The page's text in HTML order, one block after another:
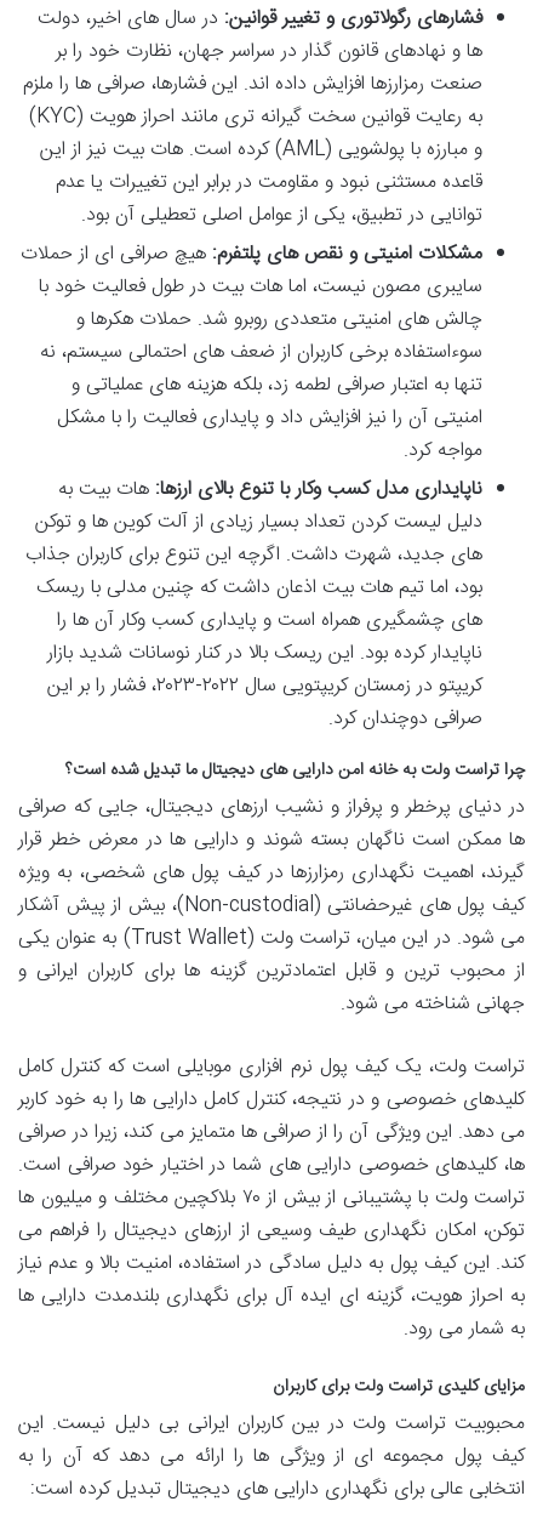
فشارهای رگولاتوری و تغییر قوانین: در سال های اخیر، دولت
ها و نهادهای قانون گذار در سراسر جهان، نظارت خود را بر
صنعت رمزارزها افزایش داده اند. این فشارها، صرافی ها را ملزم
به رعایت قوانین سخت گیرانه تری مانند احراز هویت (KYC)
و مبارزه با پولشویی (AML) کرده است. هات بیت نیز از این
قاعده مستثنی نبود و مقاومت در برابر این تغییرات یا عدم
توانایی در تطبیق، یکی از عوامل اصلی تعطیلی آن بود.
مشکلات امنیتی و نقص های پلتفرم: هیچ صرافی ای از حملات
سایبری مصون نیست، اما هات بیت در طول فعالیت خود با
چالش های امنیتی متعددی روبرو شد. حملات هکرها و
سوءاستفاده برخی کاربران از ضعف های احتمالی سیستم، نه
تنها به اعتبار صرافی لطمه زد، بلکه هزینه های عملیاتی و
امنیتی آن را نیز افزایش داد و پایداری فعالیت را با مشکل
مواجه کرد.
ناپایداری مدل کسب وکار با تنوع بالای ارزها: هات بیت به
دلیل لیست کردن تعداد بسیار زیادی از آلت کوین ها و توکن
های جدید، شهرت داشت. اگرچه این تنوع برای کاربران جذاب
بود، اما تیم هات بیت اذعان داشت که چنین مدلی با ریسک
های چشمگیری همراه است و پایداری کسب وکار آن ها را
ناپایدار کرده بود. این ریسک بالا در کنار نوسانات شدید بازار
کریپتو در زمستان کریپتویی سال ۲۰۲۲-۲۰۲۳، فشار را بر این
صرافی دوچندان کرد.
چرا تراست ولت به خانه امن دارایی های دیجیتال ما تبدیل شده است؟
در دنیای پرخطر و پرفراز و نشیب ارزهای دیجیتال، جایی که صرافی
ها ممکن است ناگهان بسته شوند و دارایی ها در معرض خطر قرار
گیرند، اهمیت نگهداری رمزارزها در کیف پول های شخصی، به ویژه
کیف پول های غیرحضانتی (Non-custodial)، بیش از پیش آشکار
می شود. در این میان، تراست ولت (Trust Wallet) به عنوان یکی
از محبوب ترین و قابل اعتمادترین گزینه ها برای کاربران ایرانی و
جهانی شناخته می شود.
تراست ولت، یک کیف پول نرم افزاری موبایلی است که کنترل کامل
کلیدهای خصوصی و در نتیجه، کنترل کامل دارایی ها را به خود کاربر
می دهد. این ویژگی آن را از صرافی ها متمایز می کند، زیرا در صرافی
ها، کلیدهای خصوصی دارایی های شما در اختیار خود صرافی است.
تراست ولت با پشتیبانی از بیش از ۷۰ بلاکچین مختلف و میلیون ها
توکن، امکان نگهداری طیف وسیعی از ارزهای دیجیتال را فراهم می
کند. این کیف پول به دلیل سادگی در استفاده، امنیت بالا و عدم نیاز
به احراز هویت، گزینه ای ایده آل برای نگهداری بلندمدت دارایی ها
به شمار می رود.
مزایای کلیدی تراست ولت برای کاربران
محبوبیت تراست ولت در بین کاربران ایرانی بی دلیل نیست. این
کیف پول مجموعه ای از ویژگی ها را ارائه می دهد که آن را به
انتخابی عالی برای نگهداری دارایی های دیجیتال تبدیل کرده است: